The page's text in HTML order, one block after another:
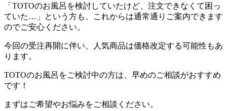
「TOTOのお風呂を検討していたけど、注文できなくて困っ
ていた…」という方も、これからは通常通りご案内できます
のでご安心ください。
今回の受注再開に伴い、人気商品は価格改定する可能性もあ
ります。
TOTOのお風呂をご検討中の方は、早めのご相談がおすすめ
です！
まずはご希望やお悩みをご相談ください。